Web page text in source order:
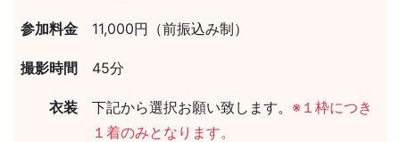
参加料金 11,000円（前振込み制）
撮影時間 45分
衣装 下記から選択お願い致します。 ※１枠につき
１着のみとなります。